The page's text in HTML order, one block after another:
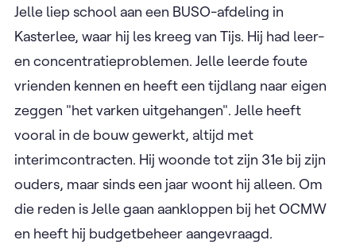
Jelle liep school aan een BUSO-afdeling in
Kasterlee, waar hij les kreeg van Tijs. Hij had leer-
en concentratieproblemen. Jelle leerde foute
vrienden kennen en heeft een tijdlang naar eigen
zeggen "het varken uitgehangen". Jelle heeft
vooral in de bouw gewerkt, altijd met
interimcontracten. Hij woonde tot zijn 31e bij zijn
ouders, maar sinds een jaar woont hij alleen. Om
die reden is Jelle gaan aankloppen bij het OCMW
en heeft hij budgetbeheer aangevraagd.